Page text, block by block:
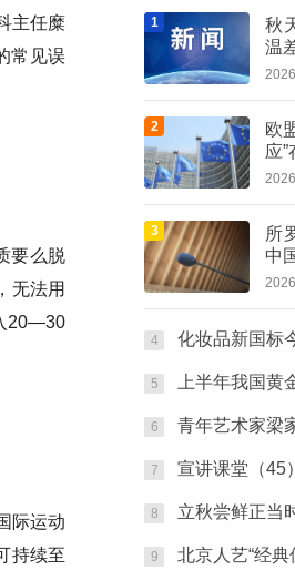
主任糜
常见误
要么脱
无法用
20—30
际运动
持续至
1
秋
温
2
欧
应”
3
所
中
4 化妆品新国标
5 上半年我国黄金
6 青年艺术家梁家宜《异化》个展在北京
7 宣讲课堂（45
8 立秋尝鲜正当时！京东
9 北京人艺“经典保留剧目